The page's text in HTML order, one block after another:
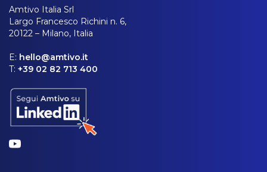
Amtivo Italia Srl
Largo Francesco Richini n. 6,
20122 – Milano, Italia
E: hello@amtivo.it
T: +39 02 82 713 400